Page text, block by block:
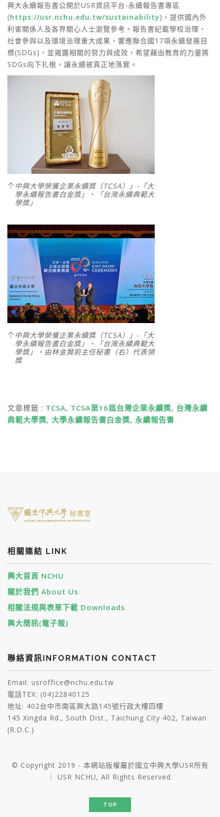
興大永續報告書公開於USR資訊平台-永續報告書專區
(https://usr.nchu.edu.tw/sustainability)，提供國內外
利害關係人及各界關心人士瀏覽參考。報告書紀載學校治理、
社會參與以及環境治理重大成果，響應聯合國17項永續發展目
標(SDGs)，並揭露相關的努力與成效，希望藉由教育的力量將
SDGs向下扎根，讓永續被真正地落實。
中興大學榮獲企業永續獎（TCSA）」-「大
學永續報告書白金獎」、「台灣永續典範大
學獎」
中興大學榮獲企業永續獎（TCSA）」-「大
學永續報告書白金獎」、「台灣永續典範大
學獎」，由林金賢前主任秘書（右）代表領
獎
文章標籤 : TCSA, TCSA第16屆台灣企業永續獎, 台灣永續
典範大學獎, 大學永續報告書白金獎, 永續報告書
相關連結 LINK
興大首頁 NCHU
關於我們 About Us
相關法規與表單下載 Downloads
興大簡訊(電子報)
聯絡資訊INFORMATION CONTACT
Email: usroffice@nchu.edu.tw
電話TEX: (04)22840125
地址: 402台中市南區興大路145號行政大樓四樓
145 Xingda Rd., South Dist., Taichung City 402, Taiwan
(R.O.C.)
© Copyright 2019 - 本網站版權屬於國立中興大學USR所有
｜ USR NCHU, All Rights Reserved.
TOP